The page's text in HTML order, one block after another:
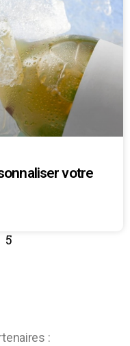
votre
5
: